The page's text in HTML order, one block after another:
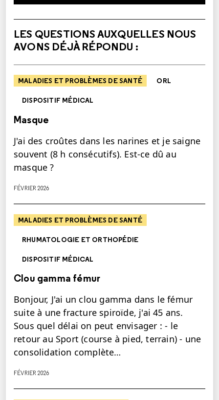
LES QUESTIONS AUXQUELLES NOUS
AVONS DÉJÀ RÉPONDU :
MALADIES ET PROBLÈMES DE SANTÉ ORL
DISPOSITIF MÉDICAL
Masque
J'ai des croûtes dans les narines et je saigne
souvent (8 h consécutifs). Est-ce dû au
masque ?
FÉVRIER 2026
MALADIES ET PROBLÈMES DE SANTÉ
RHUMATOLOGIE ET ORTHOPÉDIE
DISPOSITIF MÉDICAL
Clou gamma fémur
Bonjour, J'ai un clou gamma dans le fémur
suite à une fracture spiroïde, j'ai 45 ans.
Sous quel délai on peut envisager : - le
retour au Sport (course à pied, terrain) - une
consolidation complète…
FÉVRIER 2026